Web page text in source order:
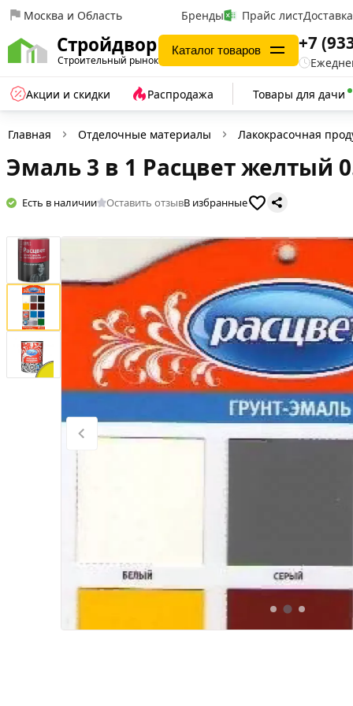
Москва и Область Бренды Прайс листДоставка
Стройдвор
Строительный рынок
Каталог товаров +7
Акции и скидки Распродажа Товары для дачи
Главная Отделочные материалы Лакокрасочная
Эмаль 3 в 1 Расцвет желтый
Есть в наличии Оставить отзывВ избранные